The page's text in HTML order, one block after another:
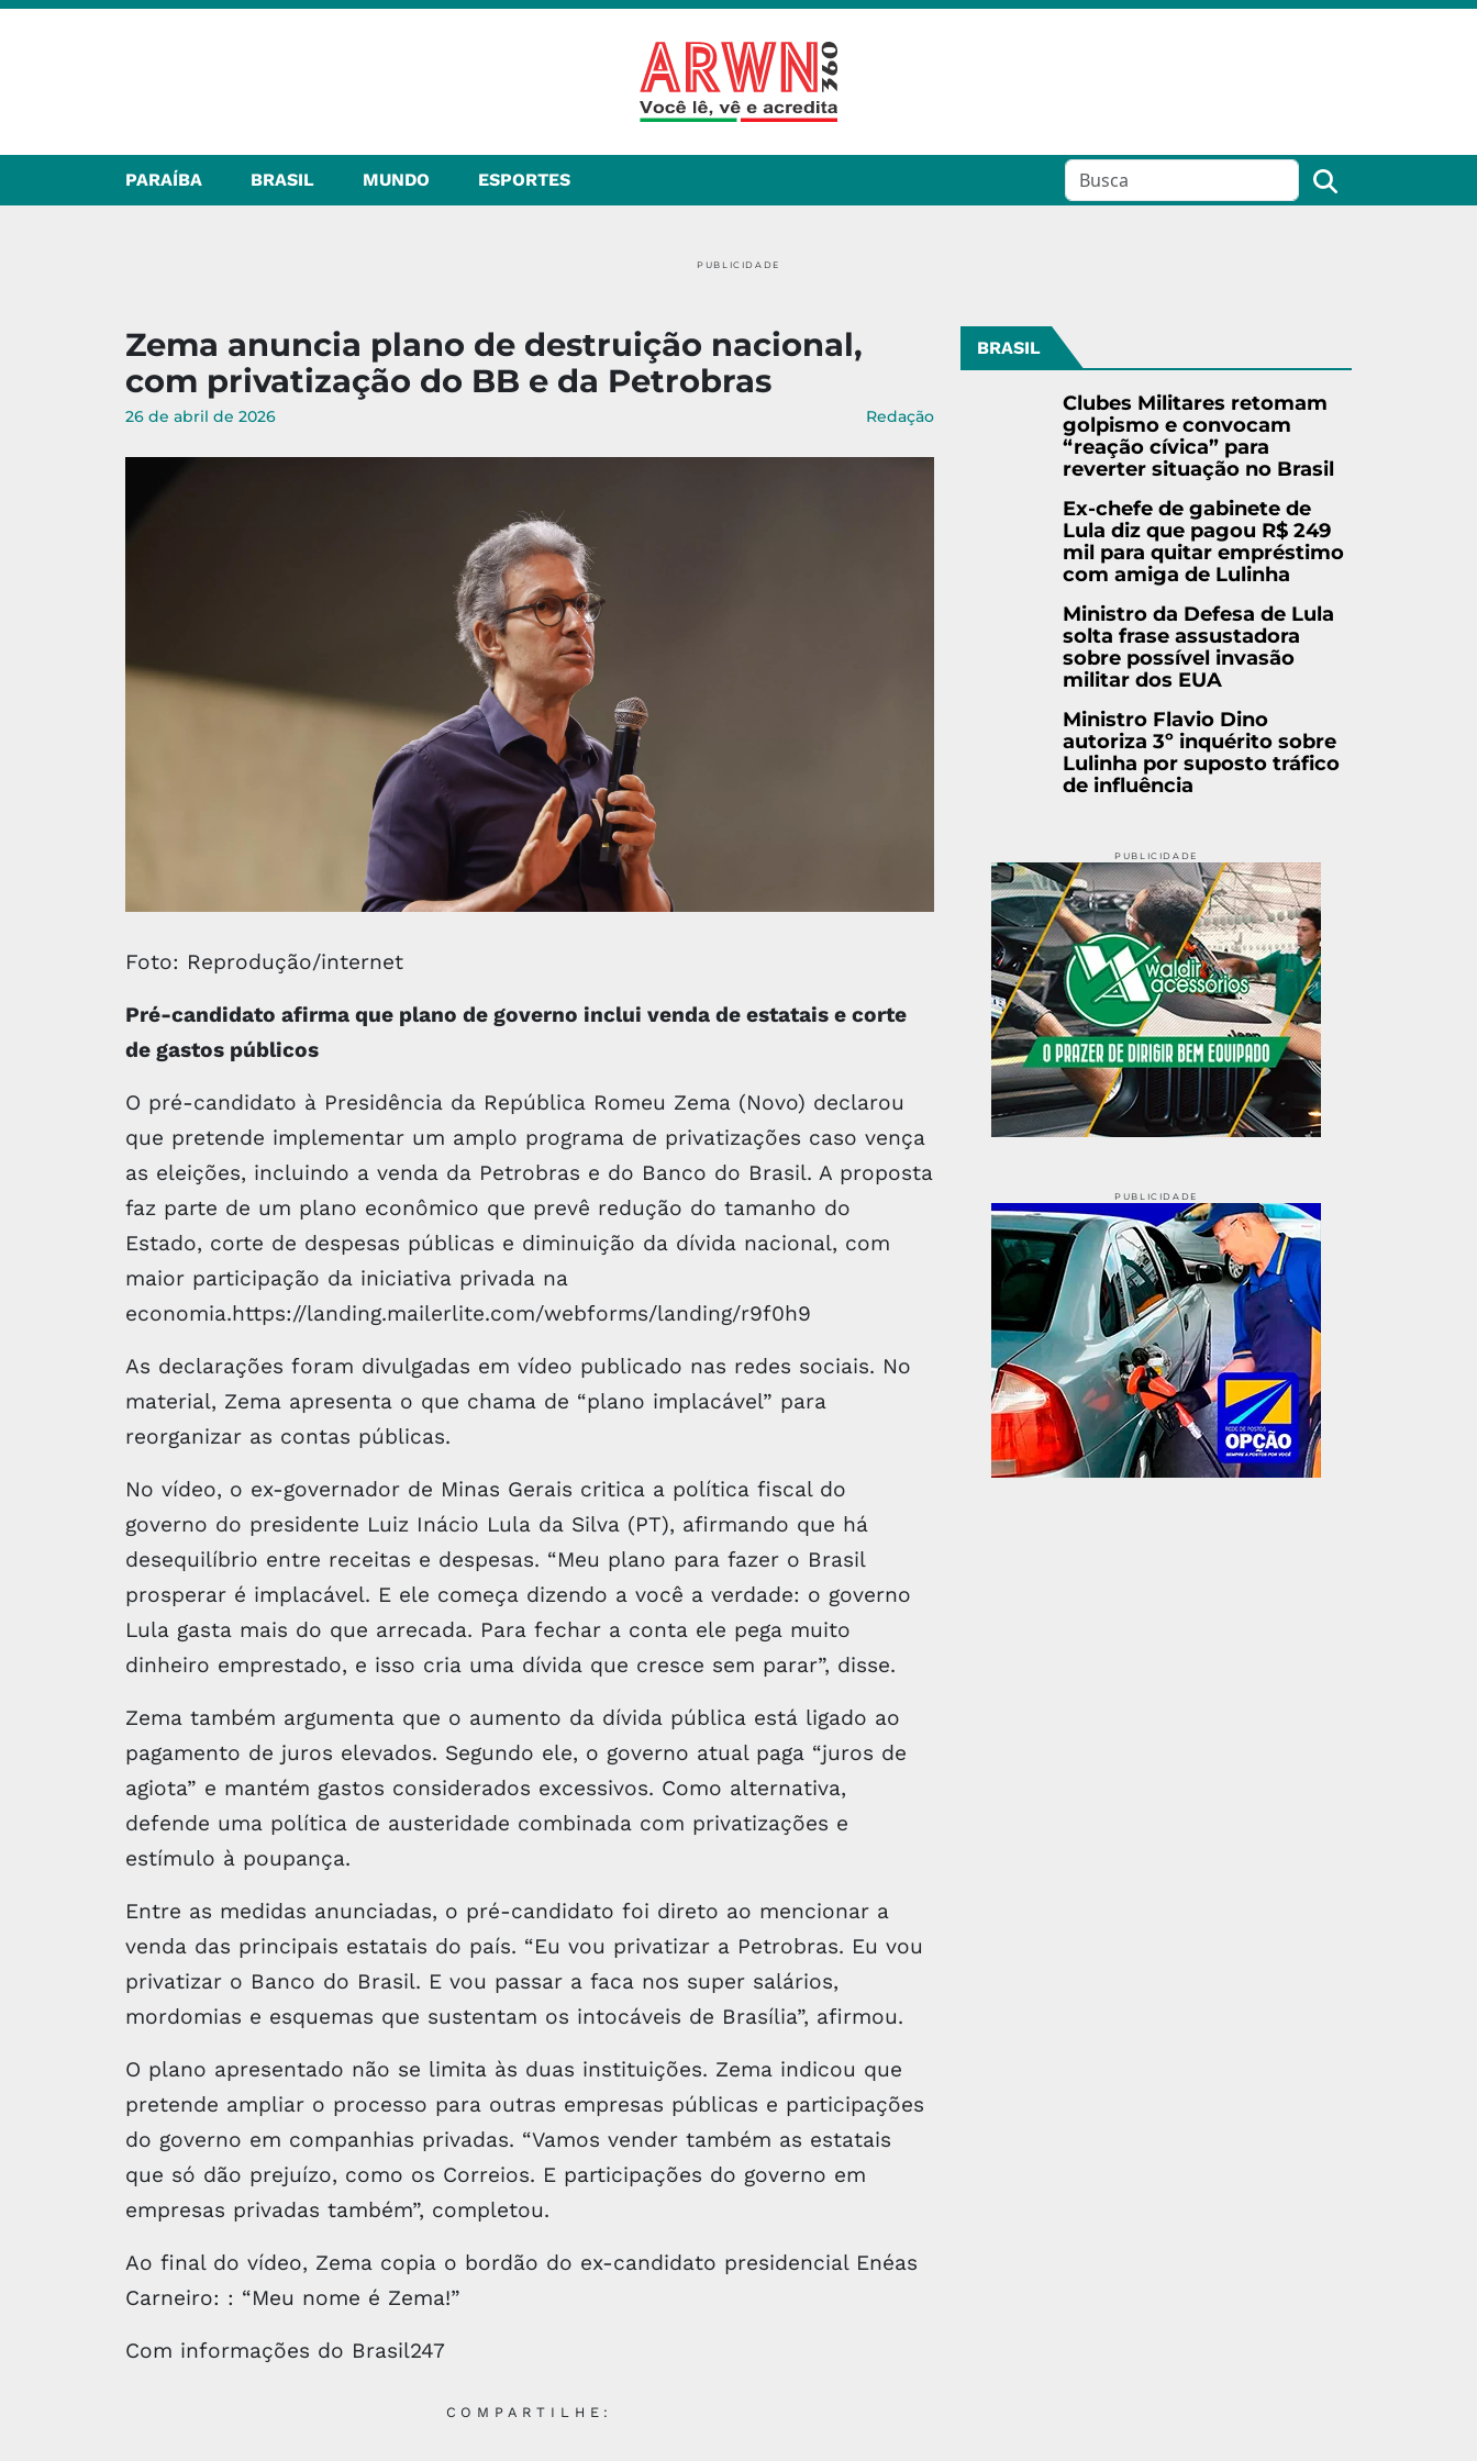
PARAÍBA BRASIL MUNDO ESPORTES
PUBLICIDADE
Zema anuncia plano de destruição nacional,
com privatização do BB e da Petrobras
26 de abril de 2026 Redação
Foto: Reprodução/internet
Pré-candidato afirma que plano de governo inclui venda de estatais e corte
de gastos públicos
O pré-candidato à Presidência da República Romeu Zema (Novo) declarou
que pretende implementar um amplo programa de privatizações caso vença
as eleições, incluindo a venda da Petrobras e do Banco do Brasil. A proposta
faz parte de um plano econômico que prevê redução do tamanho do
Estado, corte de despesas públicas e diminuição da dívida nacional, com
maior participação da iniciativa privada na
economia.https://landing.mailerlite.com/webforms/landing/r9f0h9
As declarações foram divulgadas em vídeo publicado nas redes sociais. No
material, Zema apresenta o que chama de “plano implacável” para
reorganizar as contas públicas.
No vídeo, o ex-governador de Minas Gerais critica a política fiscal do
governo do presidente Luiz Inácio Lula da Silva (PT), afirmando que há
desequilíbrio entre receitas e despesas. “Meu plano para fazer o Brasil
prosperar é implacável. E ele começa dizendo a você a verdade: o governo
Lula gasta mais do que arrecada. Para fechar a conta ele pega muito
dinheiro emprestado, e isso cria uma dívida que cresce sem parar”, disse.
Zema também argumenta que o aumento da dívida pública está ligado ao
pagamento de juros elevados. Segundo ele, o governo atual paga “juros de
agiota” e mantém gastos considerados excessivos. Como alternativa,
defende uma política de austeridade combinada com privatizações e
estímulo à poupança.
Entre as medidas anunciadas, o pré-candidato foi direto ao mencionar a
venda das principais estatais do país. “Eu vou privatizar a Petrobras. Eu vou
privatizar o Banco do Brasil. E vou passar a faca nos super salários,
mordomias e esquemas que sustentam os intocáveis de Brasília”, afirmou.
O plano apresentado não se limita às duas instituições. Zema indicou que
pretende ampliar o processo para outras empresas públicas e participações
do governo em companhias privadas. “Vamos vender também as estatais
que só dão prejuízo, como os Correios. E participações do governo em
empresas privadas também”, completou.
Ao final do vídeo, Zema copia o bordão do ex-candidato presidencial Enéas
Carneiro: : “Meu nome é Zema!”
Com informações do Brasil247
COMPARTILHE:
BRASIL
Clubes Militares retomam
golpismo e convocam
“reação cívica” para
reverter situação no Brasil
Ex-chefe de gabinete de
Lula diz que pagou R$ 249
mil para quitar empréstimo
com amiga de Lulinha
Ministro da Defesa de Lula
solta frase assustadora
sobre possível invasão
militar dos EUA
Ministro Flavio Dino
autoriza 3º inquérito sobre
Lulinha por suposto tráfico
de influência
PUBLICIDADE
PUBLICIDADE